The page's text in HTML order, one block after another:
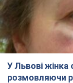
У Львові жінка
розмовляючи